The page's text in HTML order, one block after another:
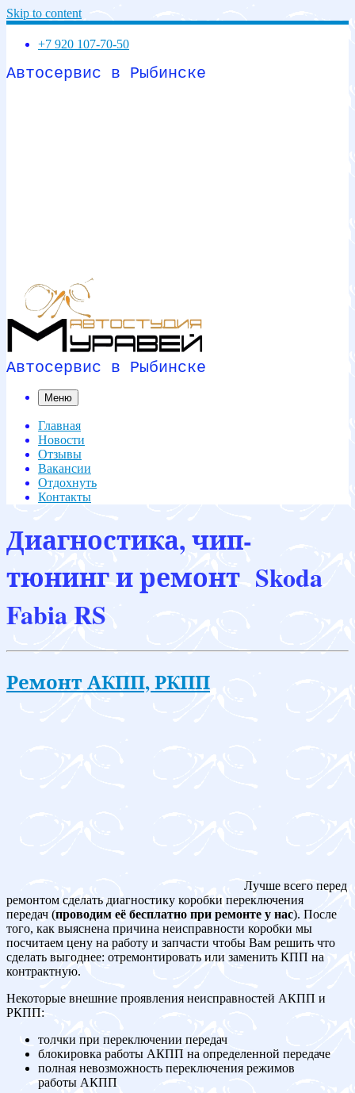
Skip to content
+7 920 107-70-50
Автосервис в Рыбинске
Автосервис в Рыбинске
Меню
Главная
Новости
Отзывы
Вакансии
Отдохнуть
Контакты
Диагностика, чип-
тюнинг и ремонт Skoda
Fabia RS
Ремонт АКПП, РКПП
Лучше всего перед
ремонтом сделать диагностику коробки переключения
передач (проводим её бесплатно при ремонте у нас). После
того, как выяснена причина неисправности коробки мы
посчитаем цену на работу и запчасти чтобы Вам решить что
сделать выгоднее: отремонтировать или заменить КПП на
контрактную.
Некоторые внешние проявления неисправностей АКПП и
РКПП:
толчки при переключении передач
блокировка работы АКПП на определенной передаче
полная невозможность переключения режимов
работы АКПП